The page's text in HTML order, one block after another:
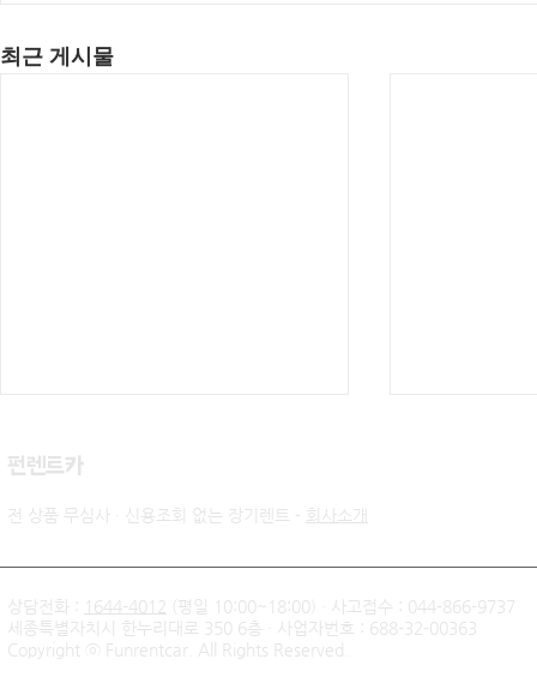
최근 게시물
신불자 기아 쏘렌토 하이브리
드 무심사 장기렌트 출고후기
팰리세이드
​펀렌트카
전 상품 무심사 · 신용조회 없는 장기렌트 - 회사소개
상담전화 : 1644-4012
(평일 10:00~18:00) · 사고접수 : 044-866-9737
세종특별자치시 한누리대로 350 6층 · 사업자번호 : 688-32-00363
Copyright ⓒ Funrentcar. All Rights Reserved.